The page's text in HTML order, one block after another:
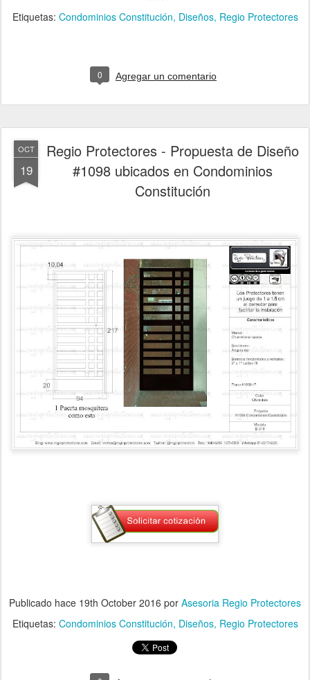
Etiquetas: Condominios Constitución Diseños Regio Protectores
0 Agregar un comentario
OCT
19
Regio Protectores - Propuesta de Diseño
#1098 ubicados en Condominios
Constitución
Publicado hace 19th October 2016 por Asesoria Regio Protectores
Etiquetas: Condominios Constitución Diseños Regio Protectores